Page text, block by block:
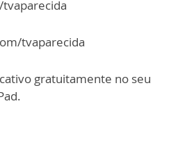
tvaparecida
gratuitamente no seu